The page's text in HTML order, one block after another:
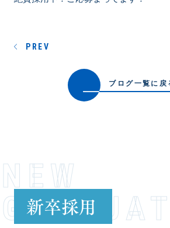
ブログ一覧に戻
PREV
NEW
新卒採用